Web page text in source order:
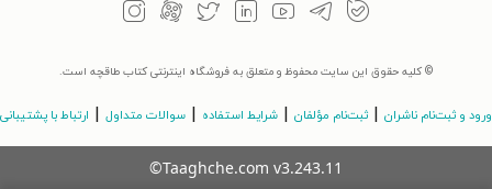
© کلیه حقوق این سایت محفوظ و متعلق به فروشگاه اینترنتی کتاب طاقچه است.
ورود و ثبت‌نام ناشران ثبت‌نام مؤلفان شرایط استفاده سوالات متداول ارتباط با پشتیبانی
©Taaghche.com v3.243.11